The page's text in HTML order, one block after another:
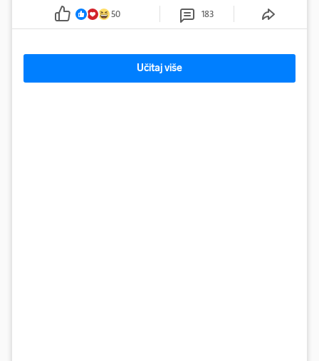
50 183
Učitaj više